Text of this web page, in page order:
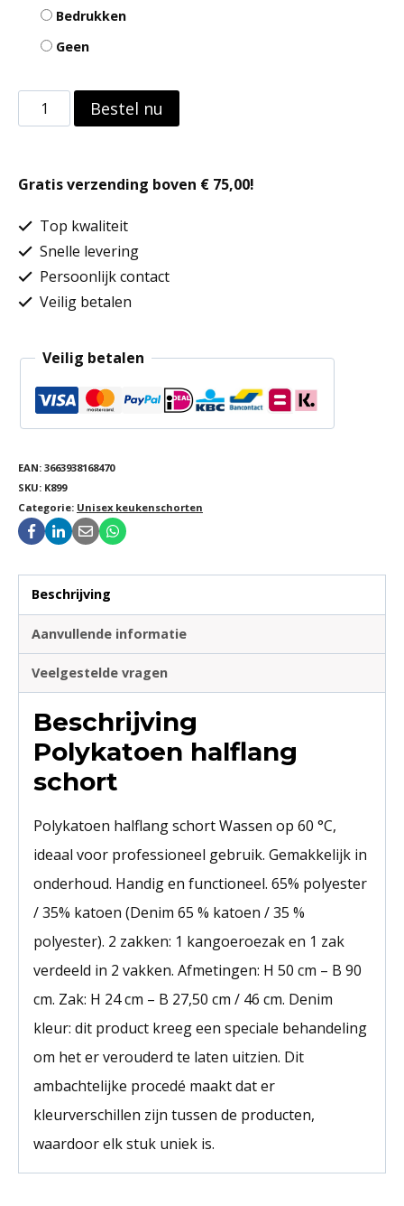
Bedrukken
Geen
Polykatoen
halflang
aantal
Bestel nu
Gratis verzending boven € 75,00!
Top kwaliteit
Snelle levering
Persoonlijk contact
Veilig betalen
Veilig betalen
EAN: 3663938168470
SKU: K899
Categorie: Unisex keukenschorten
Beschrijving
Aanvullende informatie
Veelgestelde vragen
Beschrijving
Polykatoen halflang
schort
Polykatoen halflang schort Wassen op 60 °C,
ideaal voor professioneel gebruik. Gemakkelijk in
onderhoud. Handig en functioneel. 65% polyester
/ 35% katoen (Denim 65 % katoen / 35 %
polyester). 2 zakken: 1 kangoeroezak en 1 zak
verdeeld in 2 vakken. Afmetingen: H 50 cm – B 90
cm. Zak: H 24 cm – B 27,50 cm / 46 cm. Denim
kleur: dit product kreeg een speciale behandeling
om het er verouderd te laten uitzien. Dit
ambachtelijke procedé maakt dat er
kleurverschillen zijn tussen de producten,
waardoor elk stuk uniek is.